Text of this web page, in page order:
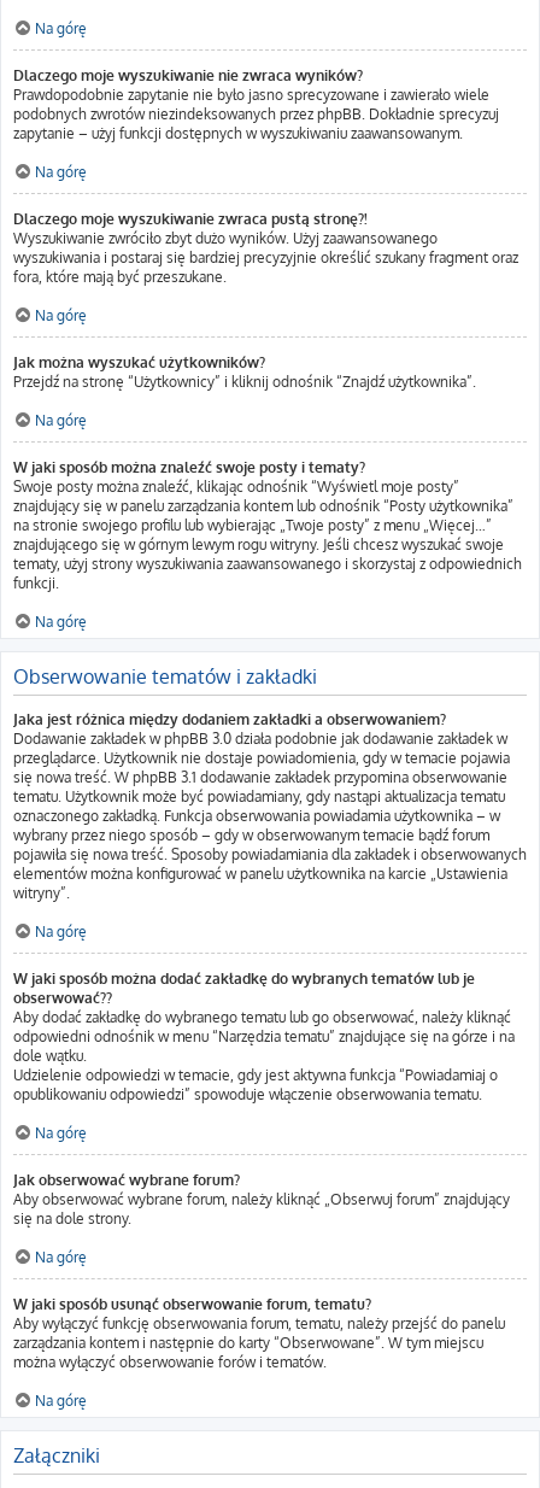
Na górę
Dlaczego moje wyszukiwanie nie zwraca wyników?
Prawdopodobnie zapytanie nie było jasno sprecyzowane i zawierało wiele
podobnych zwrotów niezindeksowanych przez phpBB. Dokładnie sprecyzuj
zapytanie – użyj funkcji dostępnych w wyszukiwaniu zaawansowanym.
Na górę
Dlaczego moje wyszukiwanie zwraca pustą stronę?!
Wyszukiwanie zwróciło zbyt dużo wyników. Użyj zaawansowanego
wyszukiwania i postaraj się bardziej precyzyjnie określić szukany fragment oraz
fora, które mają być przeszukane.
Na górę
Jak można wyszukać użytkowników?
Przejdź na stronę “Użytkownicy” i kliknij odnośnik “Znajdź użytkownika”.
Na górę
W jaki sposób można znaleźć swoje posty i tematy?
Swoje posty można znaleźć, klikając odnośnik “Wyświetl moje posty”
znajdujący się w panelu zarządzania kontem lub odnośnik “Posty użytkownika”
na stronie swojego profilu lub wybierając „Twoje posty” z menu „Więcej…”
znajdującego się w górnym lewym rogu witryny. Jeśli chcesz wyszukać swoje
tematy, użyj strony wyszukiwania zaawansowanego i skorzystaj z odpowiednich
funkcji.
Na górę
Obserwowanie tematów i zakładki
Jaka jest różnica między dodaniem zakładki a obserwowaniem?
Dodawanie zakładek w phpBB 3.0 działa podobnie jak dodawanie zakładek w
przeglądarce. Użytkownik nie dostaje powiadomienia, gdy w temacie pojawia
się nowa treść. W phpBB 3.1 dodawanie zakładek przypomina obserwowanie
tematu. Użytkownik może być powiadamiany, gdy nastąpi aktualizacja tematu
oznaczonego zakładką. Funkcja obserwowania powiadamia użytkownika – w
wybrany przez niego sposób – gdy w obserwowanym temacie bądź forum
pojawiła się nowa treść. Sposoby powiadamiania dla zakładek i obserwowanych
elementów można konfigurować w panelu użytkownika na karcie „Ustawienia
witryny”.
Na górę
W jaki sposób można dodać zakładkę do wybranych tematów lub je
obserwować??
Aby dodać zakładkę do wybranego tematu lub go obserwować, należy kliknąć
odpowiedni odnośnik w menu “Narzędzia tematu” znajdujące się na górze i na
dole wątku.
Udzielenie odpowiedzi w temacie, gdy jest aktywna funkcja “Powiadamiaj o
opublikowaniu odpowiedzi” spowoduje włączenie obserwowania tematu.
Na górę
Jak obserwować wybrane forum?
Aby obserwować wybrane forum, należy kliknąć „Obserwuj forum” znajdujący
się na dole strony.
Na górę
W jaki sposób usunąć obserwowanie forum, tematu?
Aby wyłączyć funkcję obserwowania forum, tematu, należy przejść do panelu
zarządzania kontem i następnie do karty “Obserwowane”. W tym miejscu
można wyłączyć obserwowanie forów i tematów.
Na górę
Załączniki